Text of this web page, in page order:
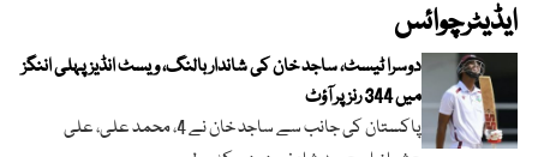
ایڈیٹرچوائس
دوسرا ٹیسٹ، ساجد خان کی شاندار بالنگ، ویسٹ انڈیز پہلی اننگز
میں 344 رنز پر آؤٹ
پاکستان کی جانب سے ساجد خان نے 4، محمد علی، علی